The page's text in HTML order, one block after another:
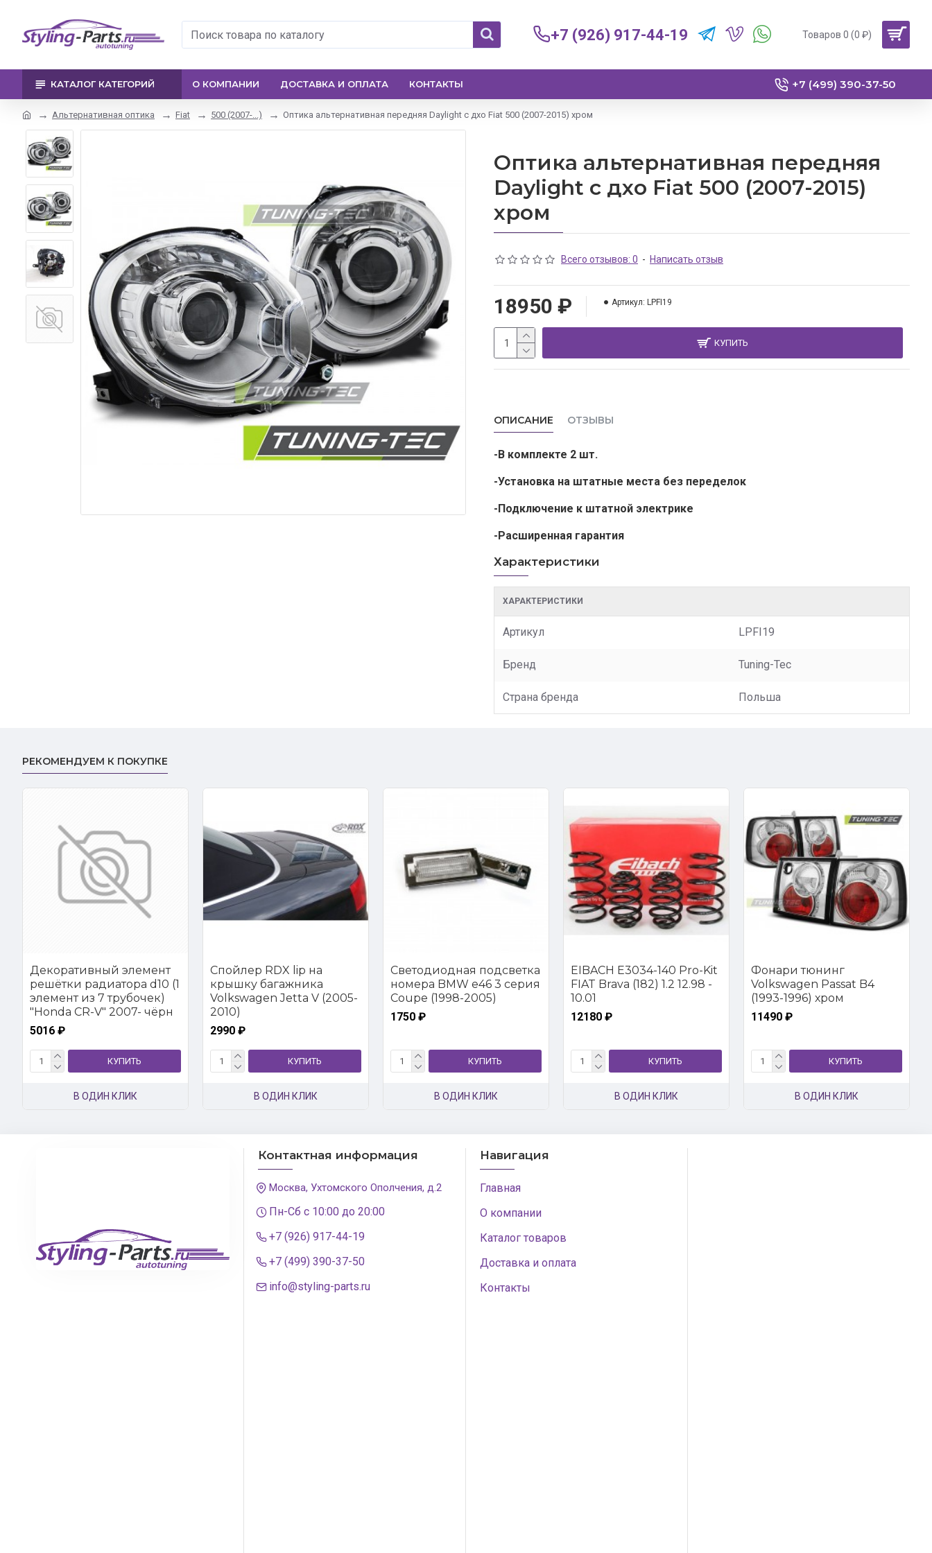
+7 (926) 917-44-19 Товаров 0 (0 ₽)
КАТАЛОГ КАТЕГОРИЙ О КОМПАНИИ ДОСТАВКА И ОПЛАТА КОНТАКТЫ +7 (499) 390-37-50
Альтернативная оптика Fiat 500 (2007-...) Оптика альтернативная передняя Daylight c дхо Fiat 500 (2007-2015) хром
Оптика альтернативная передняя
Daylight c дхо Fiat 500 (2007-2015)
хром
Всего отзывов: 0 - Написать отзыв
18950 ₽ Артикул: LPFI19
КУПИТЬ
ОПИСАНИЕ ОТЗЫВЫ
-В комплекте 2 шт.
-Установка на штатные места без переделок
-Подключение к штатной электрике
-Расширенная гарантия
Характеристики
ХАРАКТЕРИСТИКИ
Артикул LPFI19
Бренд Tuning-Tec
Страна бренда Польша
РЕКОМЕНДУЕМ К ПОКУПКЕ
Декоративный элемент
решётки радиатора d10 (1
элемент из 7 трубочек)
"Honda CR-V" 2007- чёрн
5016 ₽
КУПИТЬ
В ОДИН КЛИК
Спойлер RDX lip на
крышку багажника
Volkswagen Jetta V (2005-
2010)
2990 ₽
КУПИТЬ
В ОДИН КЛИК
Светодиодная подсветка
номера BMW e46 3 серия
Coupe (1998-2005)
1750 ₽
КУПИТЬ
В ОДИН КЛИК
EIBACH E3034-140 Pro-Kit
FIAT Brava (182) 1.2 12.98 -
10.01
12180 ₽
КУПИТЬ
В ОДИН КЛИК
Фонари тюнинг
Volkswagen Passat B4
(1993-1996) хром
11490 ₽
КУПИТЬ
В ОДИН КЛИК
Контактная информация
Москва, Ухтомского Ополчения, д.2
Пн-Сб с 10:00 до 20:00
+7 (926) 917-44-19
+7 (499) 390-37-50
info@styling-parts.ru
Навигация
Главная
О компании
Каталог товаров
Доставка и оплата
Контакты